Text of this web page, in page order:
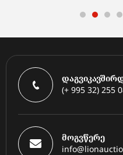
(+ 995 32) 255
მოგვწერე